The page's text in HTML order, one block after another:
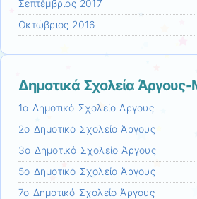
Σεπτέμβριος 2017
Οκτώβριος 2016
Δημοτικά Σχολεία
1ο Δημοτικό Σχολείο Άργους
2ο Δημοτικό Σχολείο Άργους
3ο Δημοτικό Σχολείο Άργους
5ο Δημοτικό Σχολείο Άργους
7ο Δημοτικό Σχολείο Άργους